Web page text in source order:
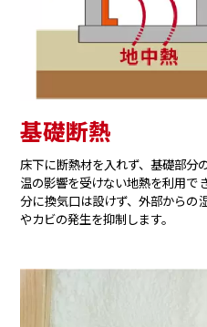
基礎断熱
床下に断熱材を入れず、基礎部分
温の影響を受けない地熱を利用で
分に換気口は設けず、外部からの
やカビの発生を抑制します。